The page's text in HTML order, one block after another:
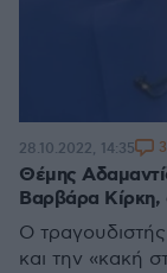
Θέμης
Βαρβάρα Κίρκη,
Ο
και την «κακή
28.10.2022, 14:35 3